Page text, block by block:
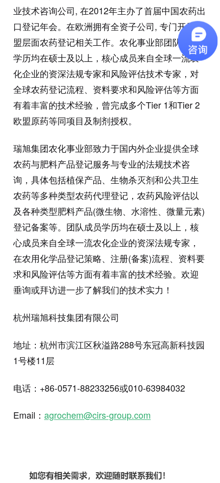
业技术咨询公司, 在2012年主办了首届中国农药出
口登记年会。在欧洲拥有全资子公司, 专门开展欧
盟层面农药登记相关工作。农化事业部团队成员
学历均在硕士及以上，核心成员来自全球一流农
化企业的资深法规专家和风险评估技术专家，对
全球农药登记流程、资料要求和风险评估等方面
有着丰富的技术经验，曾完成多个Tier 1和Tier 2
欧盟原药等同项目及制剂授权。
瑞旭集团农化事业部致力于国内外企业提供全球
农药与肥料产品登记服务与专业的法规技术咨
询，具体包括植保产品、生物杀灭剂和公共卫生
农药等多种类型农药代理登记，农药风险评估以
及各种类型肥料产品(微生物、水溶性、微量元素)
登记备案等。团队成员学历均在硕士及以上，核
心成员来自全球一流农化企业的资深法规专家，
在农用化学品登记策略、注册(备案)流程、资料要
求和风险评估等方面有着丰富的技术经验。欢迎
垂询或拜访进一步了解我们的技术实力！
杭州瑞旭科技集团有限公司
地址：杭州市滨江区秋溢路288号东冠高新科技园
1号楼11层
电话：+86-0571-88233256或010-63984032
Email： agrochem@cirs-group.com